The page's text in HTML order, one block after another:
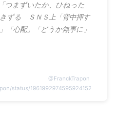
つまずいたか、ひねった
ずる ＳＮＳ上「背中押す
「心配」「どうか無事に」
@FranckTrapon
status/1961992974595924152